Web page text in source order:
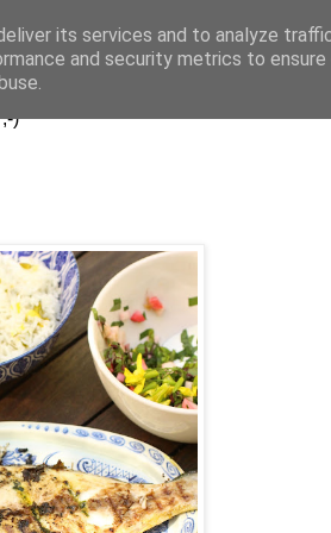
)
its services and to analyze
and security metrics to